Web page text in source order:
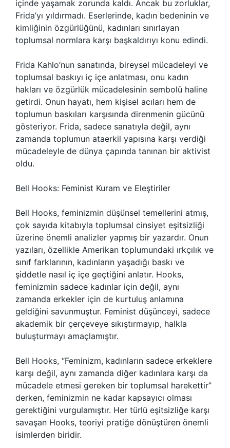
içinde yaşamak zorunda kaldı. Ancak bu zorluklar,
Frida’yı yıldırmadı. Eserlerinde, kadın bedeninin ve
kimliğinin özgürlüğünü, kadınları sınırlayan
toplumsal normlara karşı başkaldırıyı konu edindi.
Frida Kahlo’nun sanatında, bireysel mücadeleyi ve
toplumsal baskıyı iç içe anlatması, onu kadın
hakları ve özgürlük mücadelesinin sembolü haline
getirdi. Onun hayatı, hem kişisel acıları hem de
toplumun baskıları karşısında direnmenin gücünü
gösteriyor. Frida, sadece sanatıyla değil, aynı
zamanda toplumun ataerkil yapısına karşı verdiği
mücadeleyle de dünya çapında tanınan bir aktivist
oldu.
Bell Hooks: Feminist Kuram ve Eleştiriler
Bell Hooks, feminizmin düşünsel temellerini atmış,
çok sayıda kitabıyla toplumsal cinsiyet eşitsizliği
üzerine önemli analizler yapmış bir yazardır. Onun
yazıları, özellikle Amerikan toplumundaki ırkçılık ve
sınıf farklarının, kadınların yaşadığı baskı ve
şiddetle nasıl iç içe geçtiğini anlatır. Hooks,
feminizmin sadece kadınlar için değil, aynı
zamanda erkekler için de kurtuluş anlamına
geldiğini savunmuştur. Feminist düşünceyi, sadece
akademik bir çerçeveye sıkıştırmayıp, halkla
buluşturmayı amaçlamıştır.
Bell Hooks, “Feminizm, kadınların sadece erkeklere
karşı değil, aynı zamanda diğer kadınlara karşı da
mücadele etmesi gereken bir toplumsal harekettir”
derken, feminizmin ne kadar kapsayıcı olması
gerektiğini vurgulamıştır. Her türlü eşitsizliğe karşı
savaşan Hooks, teoriyi pratiğe dönüştüren önemli
isimlerden biridir.